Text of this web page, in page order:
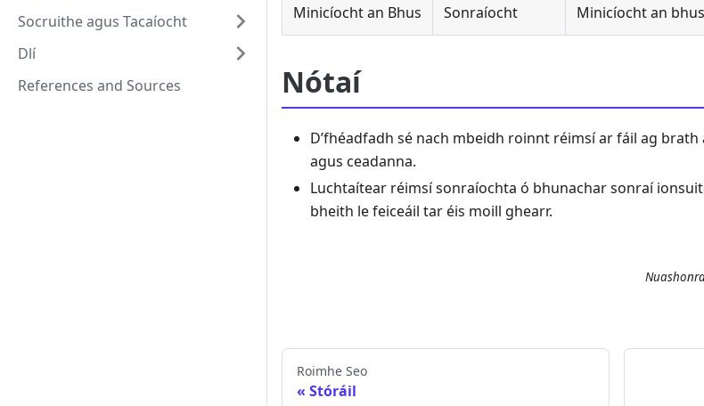
Socruithe agus Tacaíocht
Dlí
References and Sources
Minicíocht an Bhus Sonraíocht Minicíocht an
Nótaí
D’fhéadfadh sé nach mbeidh roinnt réimsí ar fáil ag brath
agus ceadanna.
Luchtaítear réimsí sonraíochta ó bhunachar sonraí
bheith le feiceáil tar éis moill ghearr.
Roimhe Seo
Stóráil